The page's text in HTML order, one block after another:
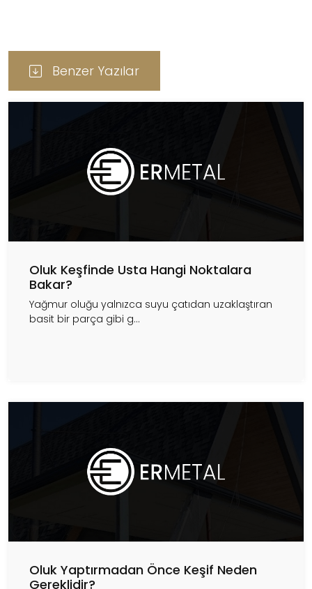
Benzer Yazılar
Oluk Keşfinde Usta Hangi Noktalara
Bakar?
Yağmur oluğu yalnızca suyu çatıdan uzaklaştıran
basit bir parça gibi g...
Oluk Yaptırmadan Önce Keşif Neden
Gereklidir?